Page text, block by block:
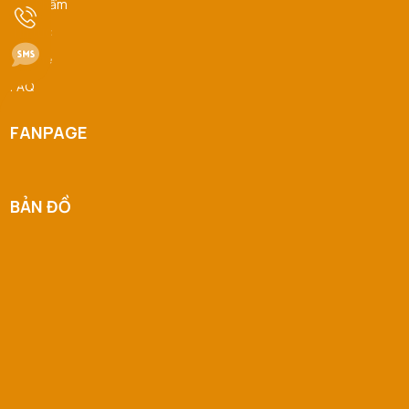
Phan Thị Hồng Thảo đã mua sản phẩm Nước Hoa
Hồng Skin1004
Sản Phẩm
Tin tức
Liên hệ
FAQ
FANPAGE
BẢN ĐỒ